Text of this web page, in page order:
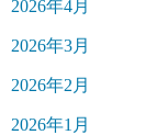
2026年4月
2026年3月
2026年2月
2026年1月